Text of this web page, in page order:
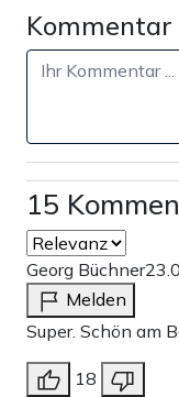
Kommentar
15
Georg Büchner
Melden
Super. Schön am
18